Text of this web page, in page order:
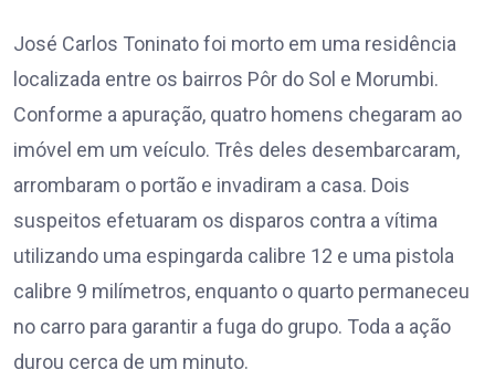
José Carlos Toninato foi morto em uma residência
localizada entre os bairros Pôr do Sol e Morumbi.
Conforme a apuração, quatro homens chegaram ao
imóvel em um veículo. Três deles desembarcaram,
arrombaram o portão e invadiram a casa. Dois
suspeitos efetuaram os disparos contra a vítima
utilizando uma espingarda calibre 12 e uma pistola
calibre 9 milímetros, enquanto o quarto permaneceu
no carro para garantir a fuga do grupo. Toda a ação
durou cerca de um minuto.